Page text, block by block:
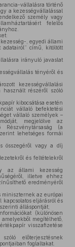
vállalásra történő
a kezességvállalással
személy vagy
felelős
, egyedi állami
című, kitöltött
irányuló javaslat
tényéről és
kezességvállalási
részéről szóló
kibocsátása esetén
vállaló befektetési
vállaló személyek –
megjelölve az
Részvénytársaság (a
lehetséges formái
összegéről vagy a díj
és feltételekről
az állami kezesség
illetve ehhez
eredményéről
miniszternek az európai
eljárásról és
álláspontját;
(különösen
megítélhető,
visszafizetése
előterjesztésnek
pontjaiban foglaltakat.